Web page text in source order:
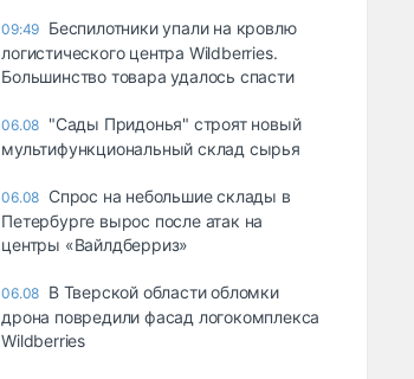
09:49 Беспилотники упали на кровлю
логистического центра Wildberries.
Большинство товара удалось спасти
06.08 "Сады Придонья" строят новый
мультифункциональный склад сырья
06.08 Спрос на небольшие склады в
Петербурге вырос после атак на
центры «Вайлдберриз»
06.08 В Тверской области обломки
дрона повредили фасад логокомплекса
Wildberries